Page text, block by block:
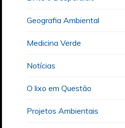
Geografia Ambiental
Medicina Verde
Notícias
O lixo em Questão
Projetos Ambientais